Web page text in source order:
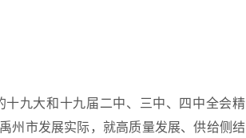
九大和十九届二中、三中、四中全会精
州市发展实际，就高质量发展、供给侧结